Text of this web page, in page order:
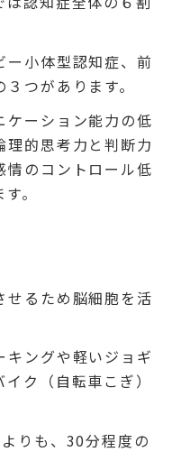
ー小体型認知症、前
つがあります。
ーション能力の低
的思考力と判断力
情のコントロール低
。
るため脳細胞を活
ングや軽いジョギ
ク（自転車こぎ）
りも、30分程度の